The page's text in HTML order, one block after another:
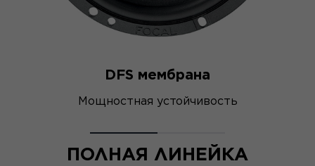
DFS мембрана
Мощностная устойчивость
ПОЛНАЯ ЛИНЕЙКА